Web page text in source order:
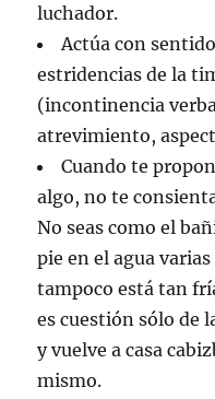
luchador.
Actúa con
estridencias de la
(incontinencia
atrevimiento,
Cuando te
algo, no te
No seas como el
pie en el agua
tampoco está tan
es cuestión sólo de
y vuelve a casa
mismo.